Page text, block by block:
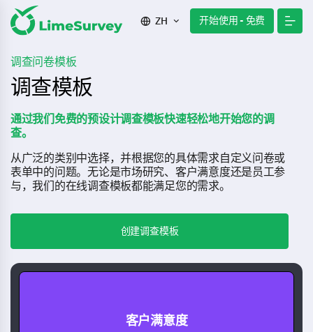
ZH 开始使用 - 免费
调查问卷模板
调查模板
通过我们免费的预设计调查模板快速轻松地开始您的调
查。
从广泛的类别中选择，并根据您的具体需求自定义问卷或
表单中的问题。无论是市场研究、客户满意度还是员工参
与，我们的在线调查模板都能满足您的需求。
创建调查模板
客户满意度